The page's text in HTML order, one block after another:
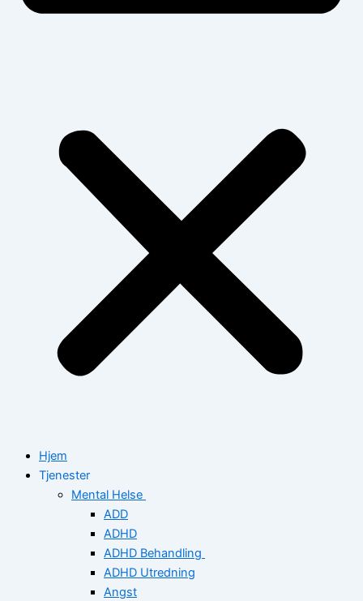
Hjem
Tjenester
Mental Helse
ADD
ADHD
ADHD Behandling
ADHD Utredning
Angst